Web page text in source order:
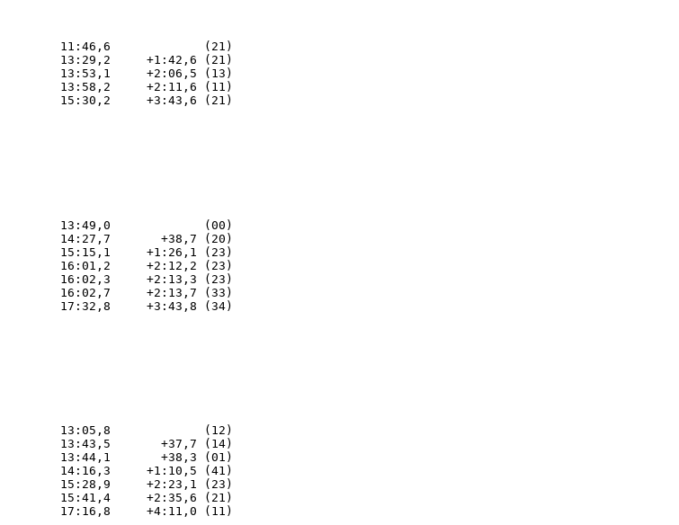
11:46,6             (21)
13:29,2     +1:42,6 (21)
13:53,1     +2:06,5 (13)
13:58,2     +2:11,6 (11)
13:49,0             (00)
14:27,7       +38,7 (20)
15:15,1     +1:26,1 (23)
16:01,2     +2:12,2 (23)
16:02,3     +2:13,3 (23)
16:02,7     +2:13,7 (33)
13:05,8             (12)
13:43,5       +37,7 (14)
13:44,1       +38,3 (01)
14:16,3     +1:10,5 (41)
15:28,9     +2:23,1 (23)
15:41,4     +2:35,6 (21)